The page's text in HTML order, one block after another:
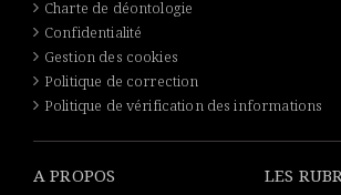
Charte de déontologie
Confidentialité
Gestion des cookies
Politique de correction
Politique de vérification des informations
A PROPOS LES